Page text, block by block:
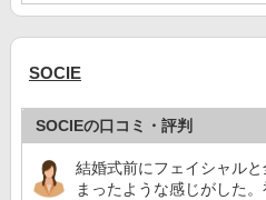
SOCIE
SOCIEの口コミ・評判
結婚式前にフェイシャル
まったような感じがした